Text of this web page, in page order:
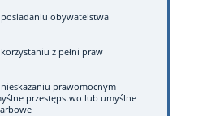
obywatelstwa
z pełni praw
prawomocnym
przestępstwo lub umyślne